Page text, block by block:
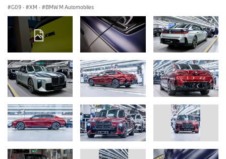
G09 · XM · BMW M Automobiles